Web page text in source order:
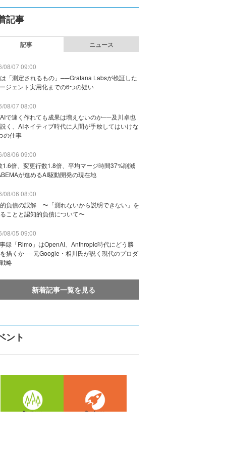
記事
記事 ニュース
08/07 09:00
「測定されるもの」──Grafana Labsが検証した
ジェント実用化までの6つの疑い
08/07 08:00
で速く作れても成果は増えないのか──及川卓也
く、AIネイティブ時代に人間が手放してはいけな
の仕事
08/06 09:00
1.6倍、変更行数1.8倍、平均マージ時間37%削減
が進めるAI駆動開発の現在地
08/06 08:00
負債の誤解 〜「測れないから説明できない」を
ことと認知的負債について〜
08/05 09:00
録「Rimo」はOpenAI、Anthropic時代にどう勝
描くか──元Google・相川氏が説く現代のプロダ
略
新着記事一覧を見る
ント